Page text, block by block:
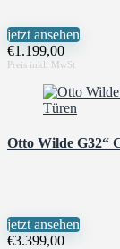
jetzt ansehen
€1.199,00
Otto Wilde G32“
jetzt ansehen
€3.399,00